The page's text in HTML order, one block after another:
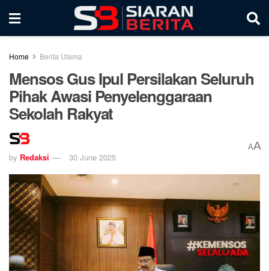
Home Berita Utama
Mensos Gus Ipul Persilakan Seluruh
Pihak Awasi Penyelenggaraan
Sekolah Rakyat
by Redaksi 30 June 2025
AA